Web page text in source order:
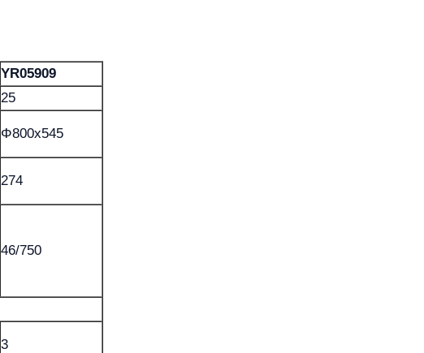
YR05909
25
Φ800x545
274
46/750
3